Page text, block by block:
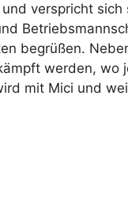
verspricht
begrüßen.
werden, wo
mit Mici und